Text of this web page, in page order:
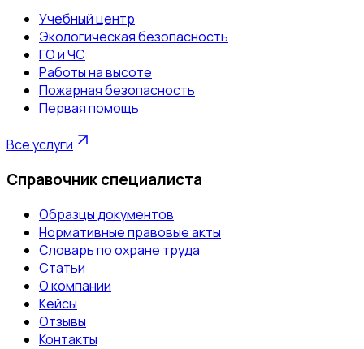
Учебный центр
Экологическая безопасность
ГО и ЧС
Работы на высоте
Пожарная безопасность
Первая помощь
Все услуги
Справочник специалиста
Образцы документов
Нормативные правовые акты
Словарь по охране труда
Статьи
О компании
Кейсы
Отзывы
Контакты